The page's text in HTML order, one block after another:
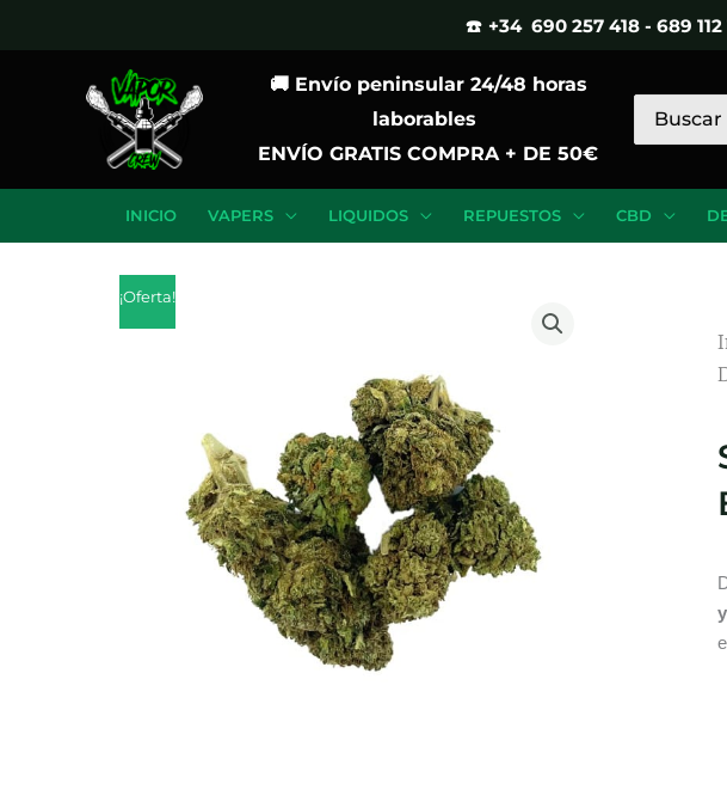
contenido
☎️ +34 690 257 418 - 689 112
🚚 Envío peninsular 24/48 horas
laborables
ENVÍO GRATIS COMPRA + DE 50€
Buscar
por:
INICIO VAPERS LIQUIDOS REPUESTOS CBD
¡Oferta!